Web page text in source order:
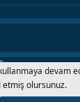
© 2010-2020
2020 © Copyright
sorgu 11 Toplam
4.41MB
devam
etmiş olursunuz.